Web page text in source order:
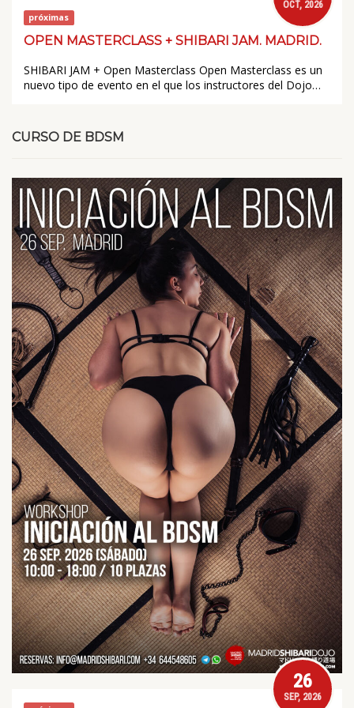
próximas
OCT, 2026
OPEN MASTERCLASS + SHIBARI JAM. MADRID.
SHIBARI JAM + Open Masterclass Open Masterclass es un
nuevo tipo de evento en el que los instructores del Dojo…
CURSO DE BDSM
26
SEP, 2026